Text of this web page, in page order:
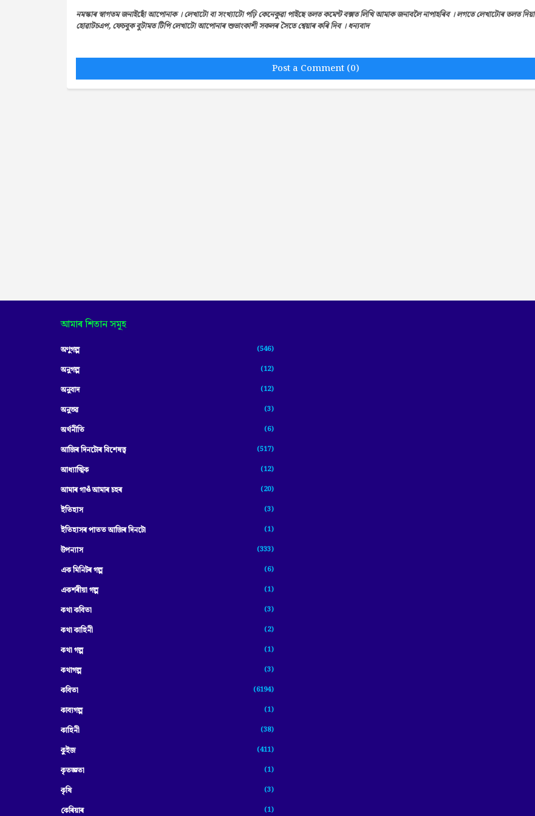
নমস্কাৰ স্বাগতম জনাইছোঁ আপোনাক । লেখাটো বা সংখ্যাটো পঢ়ি কেনেকুৱা পাইছে তলত কমেন্ট বক্সত লিখি আমাক জনাবলৈ নাপাহৰিব । লগতে লেখাটোৰ তলত দিয়া
হোৱাটচএপ, ফেচবুক বুটামত টিপি লেখাটো আপোনাৰ শুভাংকাশী সকলৰ সৈতে শ্বেয়াৰ কৰি দিব । ধন্যবাদ
Post a Comment (0)
আমাৰ শিতান সমূহ
অণুগল্প (546)
অনুগল্প (12)
অনুবাদ (12)
অনুভৱ (3)
অৰ্থনীতি (6)
আজিৰ দিনটোৰ বিশেষত্ব (517)
আধ্যাত্মিক (12)
আমাৰ গাওঁ আমাৰ চহৰ (20)
ইতিহাস (3)
ইতিহাসৰ পাতত আজিৰ দিনটো (1)
উপন্যাস (333)
এক মিনিটৰ গল্প (6)
একশৰীয়া গল্প (1)
কথা কবিতা (3)
কথা কাহিনী (2)
কথা গল্প (1)
কথাগল্প (3)
কবিতা (6194)
কাব্যগল্প (1)
কাহিনী (38)
কুইজ (411)
কৃতজ্ঞতা (1)
কৃষি (3)
কেৰিয়াৰ (1)